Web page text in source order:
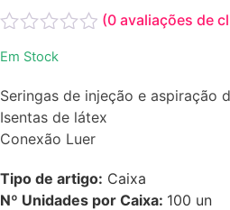
0
5
(0 avaliações de
Em Stock
Seringas de injeção e aspiração
Isentas de látex
Conexão Luer
Tipo de artigo: Caixa
Nº Unidades por Caixa: 100 un